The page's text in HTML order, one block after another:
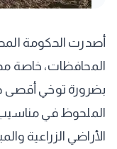
أصدرت الحكومة
المحافظات، خاصة
بضرورة توخي أقصى
الملحوظ في مناسيب
الأراضي الزراعية